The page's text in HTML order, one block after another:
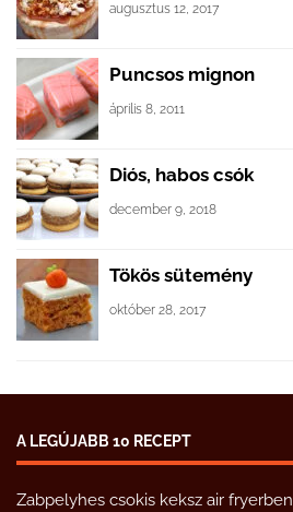
augusztus 12, 2017
Puncsos mignon
április 8, 2011
Diós, habos csók
december 9, 2018
Tökös sütemény
október 28, 2017
A LEGÚJABB 10 RECEPT
Zabpelyhes csokis keksz air fryerben